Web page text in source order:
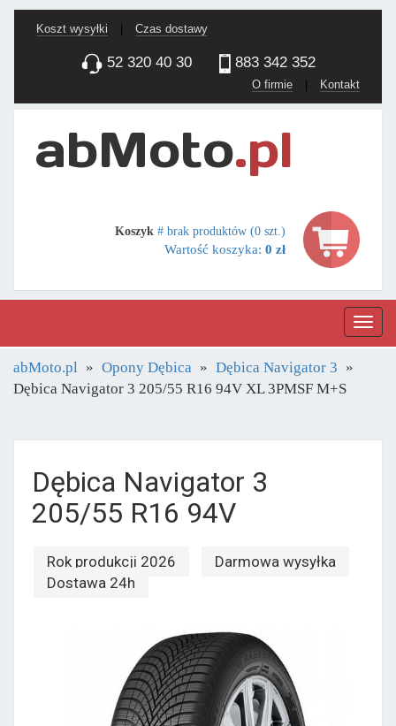
Koszt wysyłki Czas dostawy
52 320 40 30 883 342 352
O firmie | Kontakt
Koszyk # brak produktów (0 szt.)
Wartość koszyka: 0 zł
abMoto.pl Opony Dębica
Dębica Navigator 3
Dębica Navigator 3 205/55 R16 94V XL 3PMSF M+S
Dębica Navigator 3
205/55 R16 94V
Rok produkcji 2026
Darmowa wysyłka
Dostawa 24h